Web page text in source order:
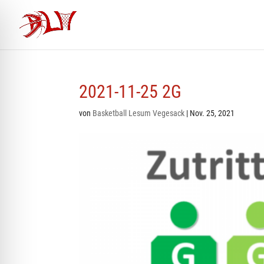
2021-11-25 2G
von Basketball Lesum Vegesack | Nov. 25, 2021